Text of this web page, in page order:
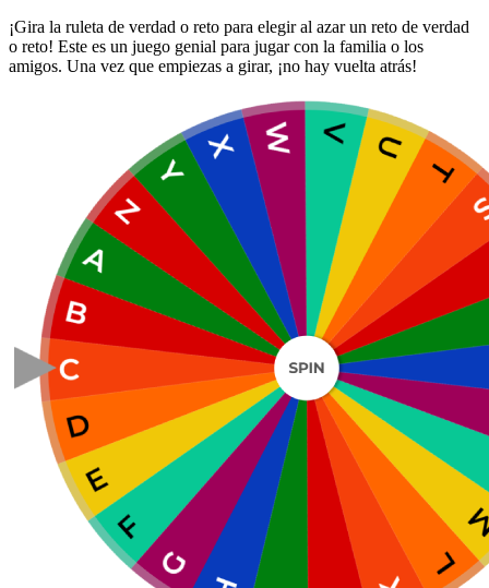
¡Gira la ruleta de verdad o reto para elegir al azar un reto de verdad
o reto! Este es un juego genial para jugar con la familia o los
amigos. Una vez que empiezas a girar, ¡no hay vuelta atrás!